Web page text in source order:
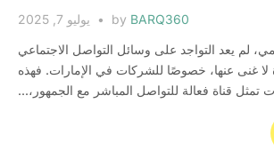
by BARQ360
يوليو 7, 2025
لم يعد التواجد على وسائل التواصل الاجتماعي
لا غنى عنها، خصوصًا للشركات في الإمارات. فهذه
تمثل قناة فعالة للتواصل المباشر مع الجمهور،...